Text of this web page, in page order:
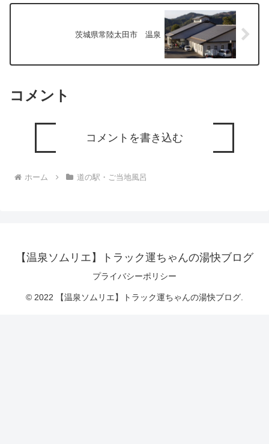
茨城県常陸太田市 温泉
コメント
コメントを書き込む
ホーム 道の駅・ご当地風呂
【温泉ソムリエ】トラック運ちゃんの湯快ブログ
プライバシーポリシー
© 2022 【温泉ソムリエ】トラック運ちゃんの湯快ブログ.